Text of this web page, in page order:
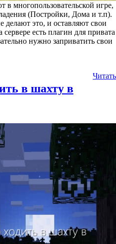
многопользовательской игре,
(Постройки, Дома и т.п).
это, и оставляют свои
есть плагин для привата
нужно заприватить свои
Читать
в шахту в